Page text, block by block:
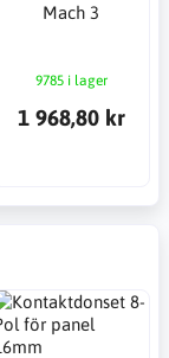
Mach 3
9785 i lager
1 968,80 kr